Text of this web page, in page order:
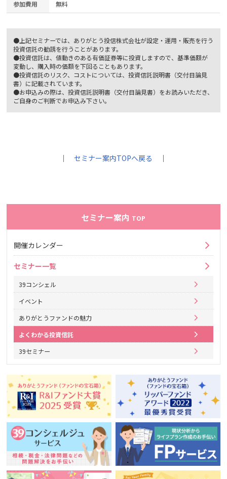
参加費用 無料
●上記セミナーでは、ありがとう投信株式会社が設定・運用・販売を行う
投資信託の勧誘を行うことがあります。
●投資信託は、値動きのある有価証券等に投資しますので、基準価額が
変動し、購入時の価額を下回ることもあります。
●投資信託のリスク、コストについては、投資信託説明書（交付目論見
書）に記載されています。
●お申込みの際は、投資信託説明書（交付目論見書）をお読みいただき、
ご自身のご判断でお申込み下さい。
｜セミナー案内TOPへ戻る ｜
セミナー案内 TOP
開催カレンダー
セミナー一覧
39コンシェル
イベント
ありがとうファンドの魅力
よくわかる投資信託
39セミナー